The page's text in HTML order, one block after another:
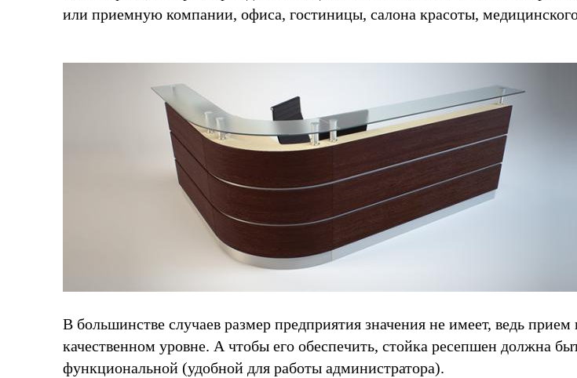
или приемную компании, офиса, гостиницы, салона красоты,
В большинстве случаев размер предприятия значения не имеет, ведь
качественном уровне. А чтобы его обеспечить, стойка ресепшен должна
функциональной (удобной для работы администратора).